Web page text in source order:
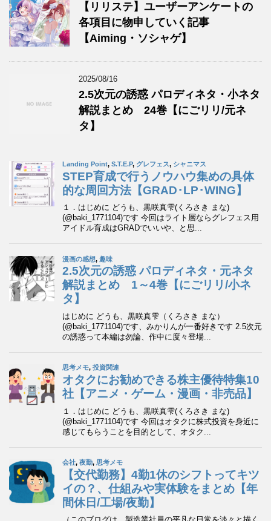
【リリステ】ユーザーアンケートの
各項目に物申していく記事
【Aiming・ソシャゲ】
2025/08/16
2.5次元の誘惑 パロディネタ・小ネタ
解説まとめ 24巻【にごリリ/元ネ
タ】